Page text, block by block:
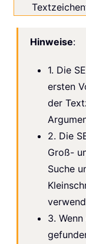
Hinweise:
1. Die
ersten
der
2. Die
Groß-
Suche
3.